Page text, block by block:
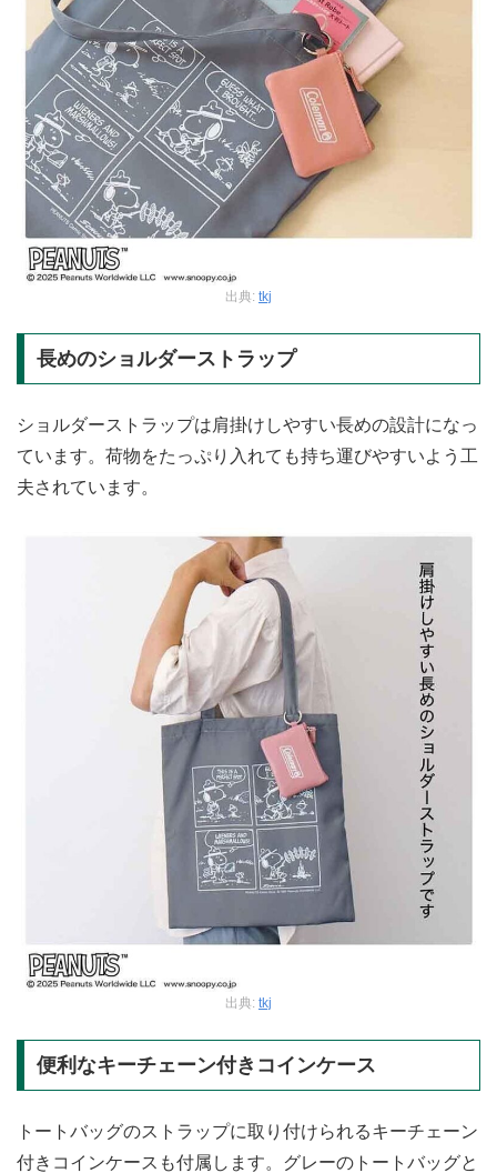
出典: tkj
長めのショルダーストラップ
ショルダーストラップは肩掛けしやすい長めの設計になっ
ています。荷物をたっぷり入れても持ち運びやすいよう工
夫されています。
出典: tkj
便利なキーチェーン付きコインケース
トートバッグのストラップに取り付けられるキーチェーン
付きコインケースも付属します。グレーのトートバッグと